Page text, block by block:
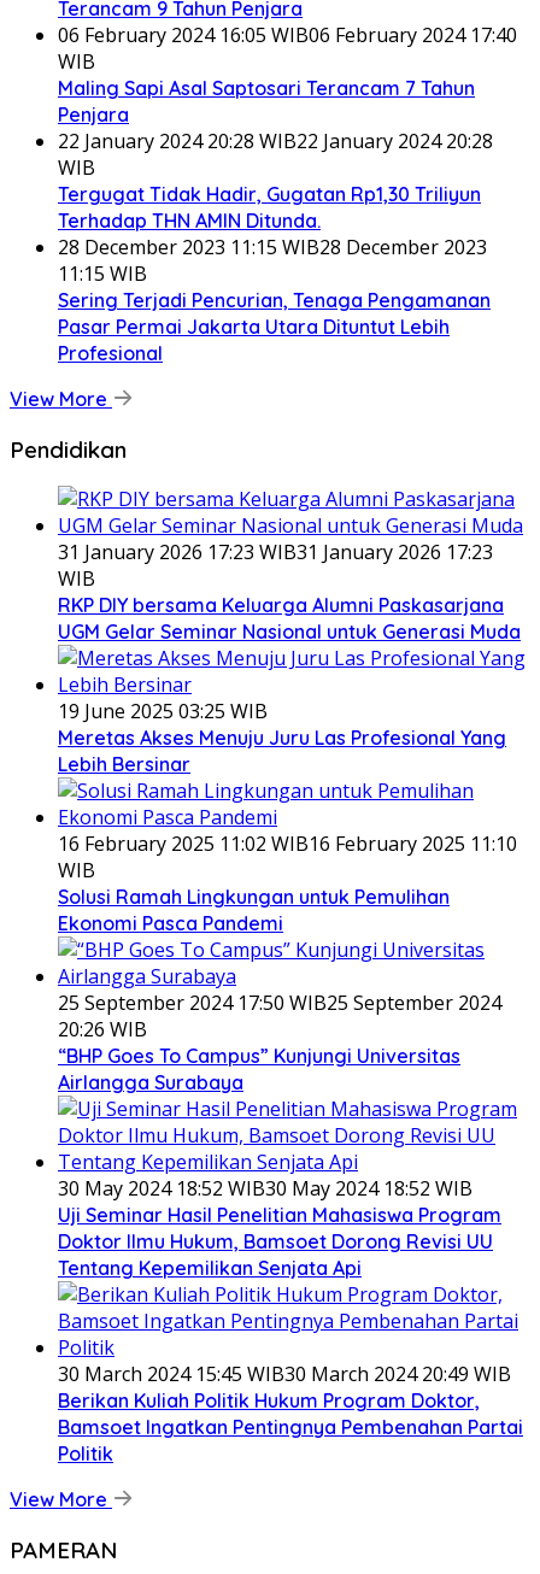
Terancam 9 Tahun Penjara
06 February 2024 16:05 WIB06 February 2024 17:40
WIB
Maling Sapi Asal Saptosari Terancam 7 Tahun
Penjara
22 January 2024 20:28 WIB22 January 2024 20:28
WIB
Tergugat Tidak Hadir, Gugatan Rp1,30 Triliyun
Terhadap THN AMIN Ditunda.
28 December 2023 11:15 WIB28 December 2023
11:15 WIB
Sering Terjadi Pencurian, Tenaga Pengamanan
Pasar Permai Jakarta Utara Dituntut Lebih
Profesional
View More
Pendidikan
31 January 2026 17:23 WIB31 January 2026 17:23
WIB
RKP DIY bersama Keluarga Alumni Paskasarjana
UGM Gelar Seminar Nasional untuk Generasi Muda
19 June 2025 03:25 WIB
Meretas Akses Menuju Juru Las Profesional Yang
Lebih Bersinar
16 February 2025 11:02 WIB16 February 2025 11:10
WIB
Solusi Ramah Lingkungan untuk Pemulihan
Ekonomi Pasca Pandemi
25 September 2024 17:50 WIB25 September 2024
20:26 WIB
“BHP Goes To Campus” Kunjungi Universitas
Airlangga Surabaya
30 May 2024 18:52 WIB30 May 2024 18:52 WIB
Uji Seminar Hasil Penelitian Mahasiswa Program
Doktor Ilmu Hukum, Bamsoet Dorong Revisi UU
Tentang Kepemilikan Senjata Api
30 March 2024 15:45 WIB30 March 2024 20:49 WIB
Berikan Kuliah Politik Hukum Program Doktor,
Bamsoet Ingatkan Pentingnya Pembenahan Partai
Politik
View More
PAMERAN